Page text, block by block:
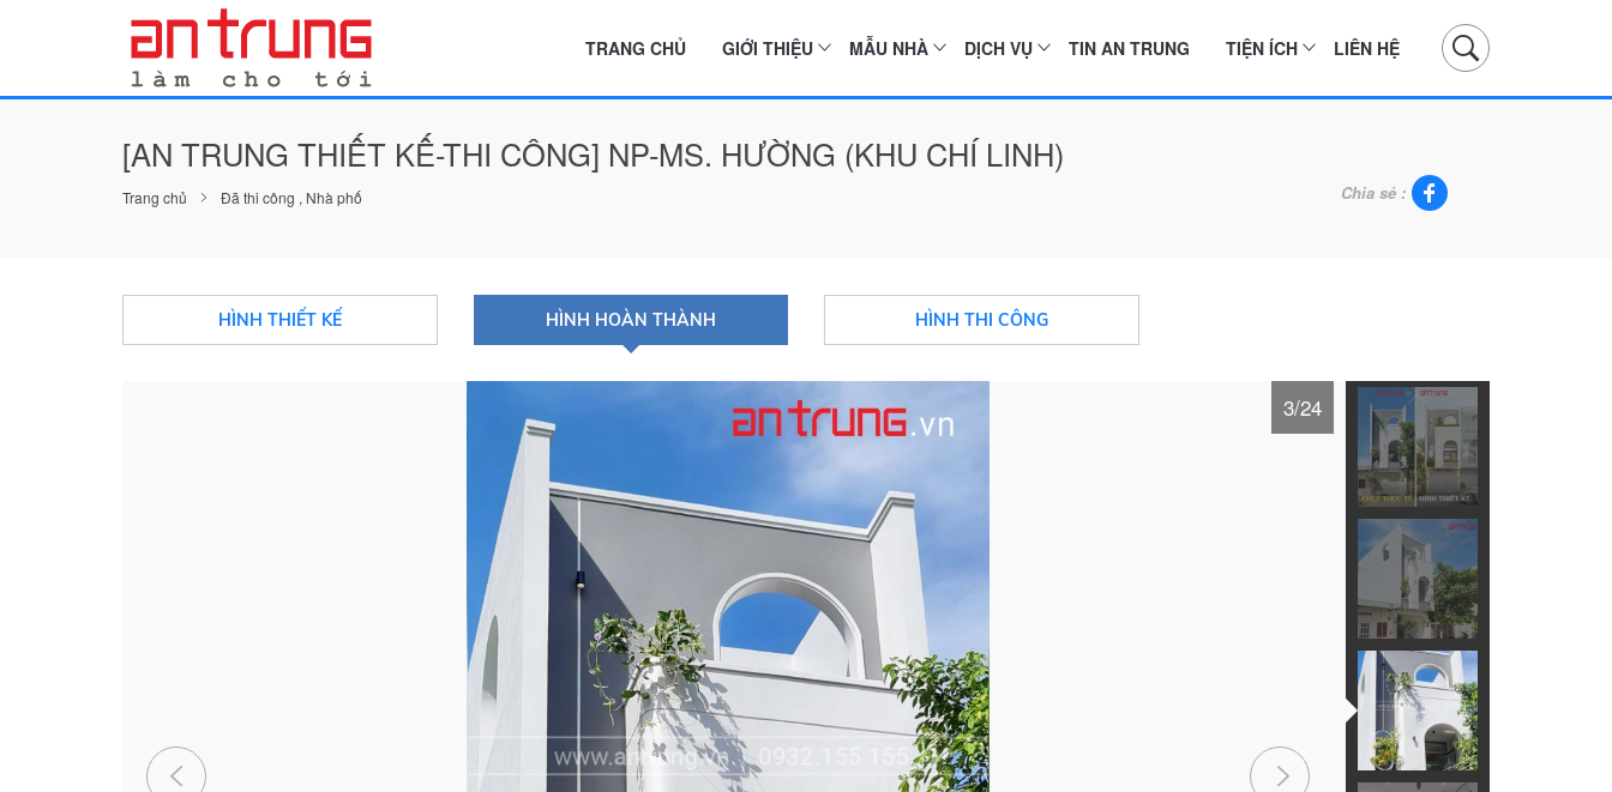
TRANG CHỦ GIỚI THIỆU MẪU NHÀ DỊCH VỤ TIN AN TRUNG TIỆN ÍCH LIÊN HỆ
[AN TRUNG THIẾT KẾ-THI CÔNG] NP-MS. HƯỜNG (KHU CHÍ LINH)
Chia sẻ :
Trang chủ Đã thi công , Nhà phố
HÌNH THIẾT KẾ HÌNH HOÀN THÀNH HÌNH THI CÔNG